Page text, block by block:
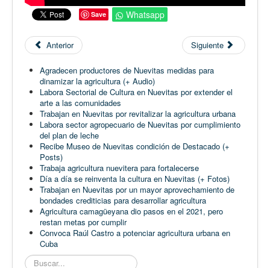
Save Whatsapp
Anterior Siguiente
Agradecen productores de Nuevitas medidas para
dinamizar la agricultura (+ Audio)
Labora Sectorial de Cultura en Nuevitas por extender el
arte a las comunidades
Trabajan en Nuevitas por revitalizar la agricultura urbana
Labora sector agropecuario de Nuevitas por cumplimiento
del plan de leche
Recibe Museo de Nuevitas condición de Destacado (+
Posts)
Trabaja agricultura nuevitera para fortalecerse
Día a día se reinventa la cultura en Nuevitas (+ Fotos)
Trabajan en Nuevitas por un mayor aprovechamiento de
bondades crediticias para desarrollar agricultura
Agricultura camagüeyana dio pasos en el 2021, pero
restan metas por cumplir
Convoca Raúl Castro a potenciar agricultura urbana en
Cuba
Buscar...